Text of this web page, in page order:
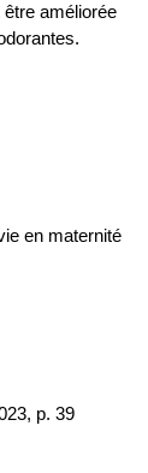
améliorée
en maternité
p. 39